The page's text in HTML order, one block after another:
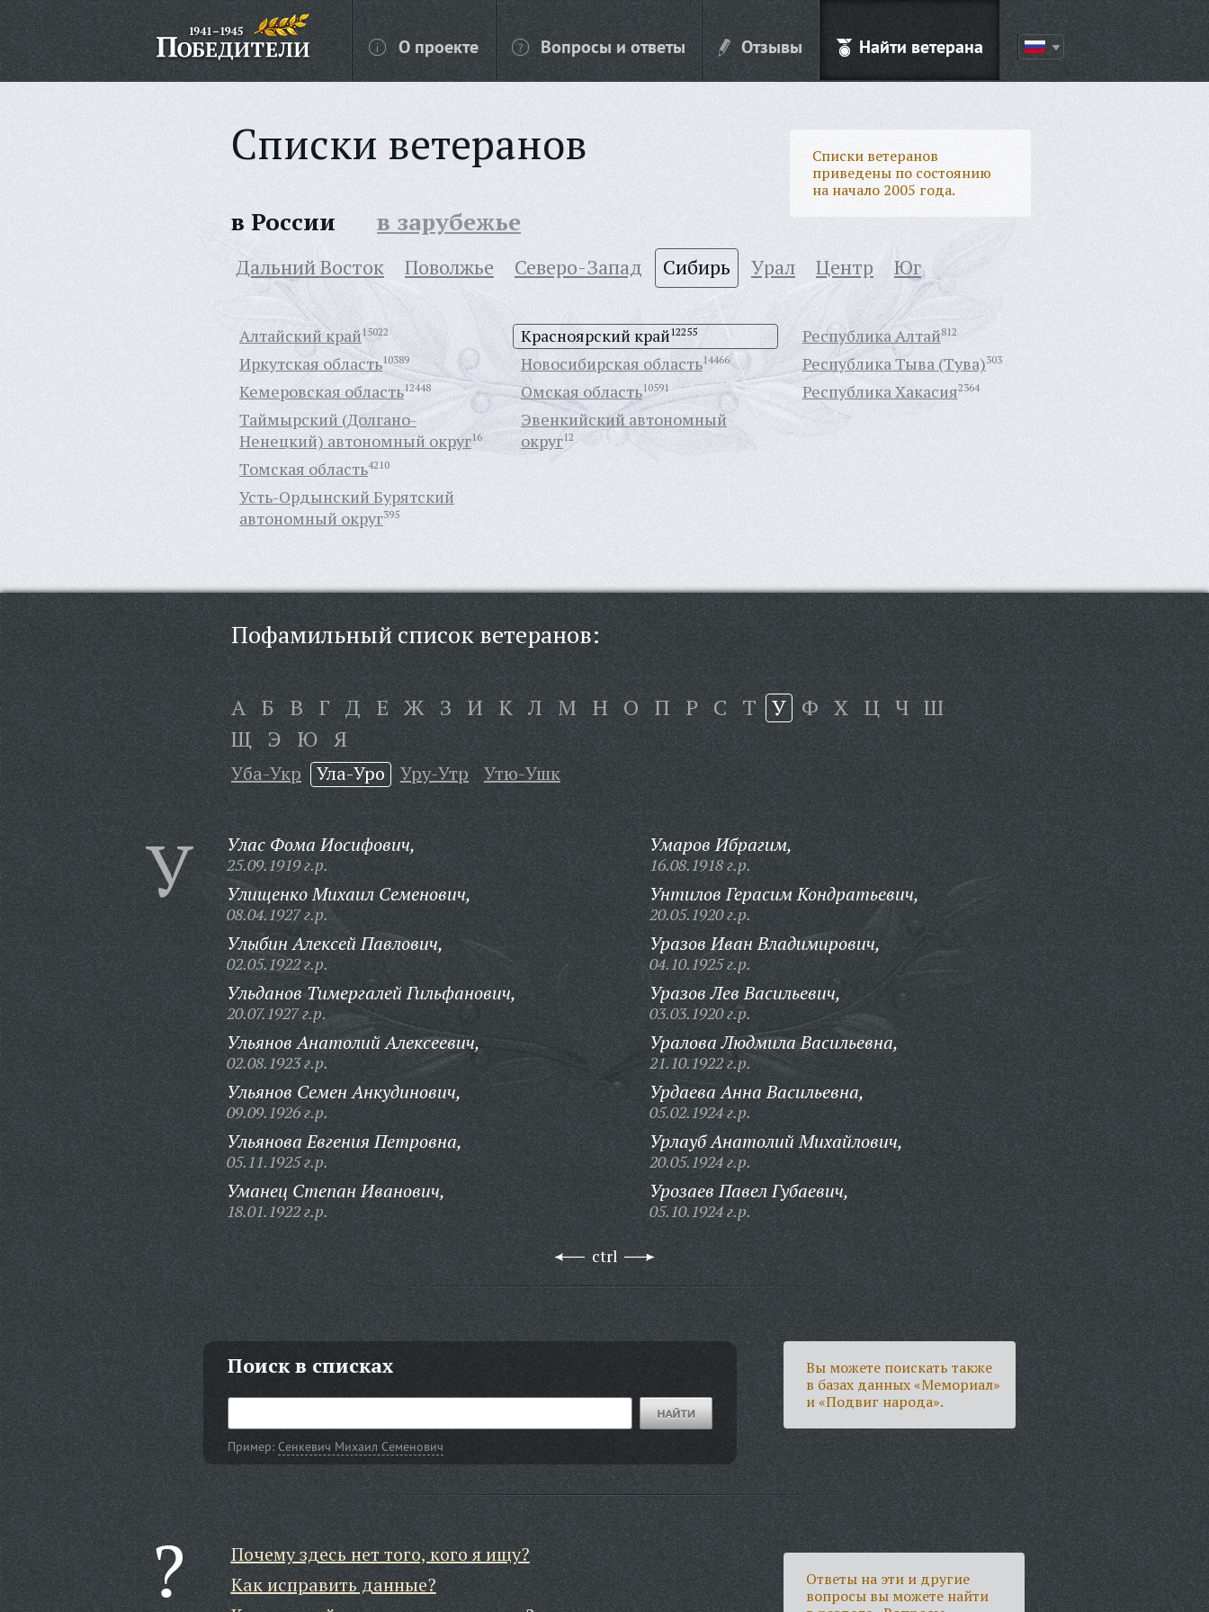
О проекте Вопросы и ответы Отзывы Найти ветерана
Списки ветеранов
Списки ветеранов
приведены по состоянию
на начало 2005 года.
в России в зарубежье
Дальний Восток Поволжье Северо-Запад Сибирь Урал Центр Юг
Алтайский край15022
Иркутская область10389
Кемеровская область12448
Красноярский край12255
Новосибирская область14466
Омская область10591
Республика Алтай812
Республика Тыва (Тува)303
Республика Хакасия2364
Таймырский (Долгано-
Ненецкий) автономный округ16
Томская область4210
Усть-Ордынский Бурятский
автономный округ395
Эвенкийский автономный
округ12
Пофамильный список ветеранов:
А Б В Г Д Е Ж З И К Л М Н О П Р С Т У Ф Х Ц Ч Ш
Щ Э Ю Я
Уба-Укр Ула-Уро Уру-Утр Утю-Ушк
У Улас Фома Иосифович,
25.09.1919 г.р.
Улищенко Михаил Семенович,
08.04.1927 г.р.
Улыбин Алексей Павлович,
02.05.1922 г.р.
Ульданов Тимергалей Гильфанович,
20.07.1927 г.р.
Ульянов Анатолий Алексеевич,
02.08.1923 г.р.
Ульянов Семен Анкудинович,
09.09.1926 г.р.
Ульянова Евгения Петровна,
05.11.1925 г.р.
Уманец Степан Иванович,
18.01.1922 г.р.
Умаров Ибрагим,
16.08.1918 г.р.
Унтилов Герасим Кондратьевич,
20.05.1920 г.р.
Уразов Иван Владимирович,
04.10.1925 г.р.
Уразов Лев Васильевич,
03.03.1920 г.р.
Уралова Людмила Васильевна,
21.10.1922 г.р.
Урдаева Анна Васильевна,
05.02.1924 г.р.
Урлауб Анатолий Михайлович,
20.05.1924 г.р.
Урозаев Павел Губаевич,
05.10.1924 г.р.
ctrl
Поиск в списках
Пример: Сенкевич Михаил Семенович
Вы можете поискать также
в базах данных «Мемориал»
и «Подвиг народа».
Почему здесь нет того, кого я ищу?
Как исправить данные?
Ответы на эти и другие
вопросы вы можете найти